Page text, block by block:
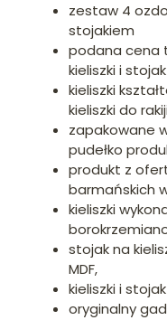
zestaw 4
stojakiem
podana cena
kieliszki i stojak
kieliszki
kieliszki do
zapakowane
pudełko
produkt z
barmańskich
kieliszki
stojak na
MDF,
kieliszki i
oryginalny